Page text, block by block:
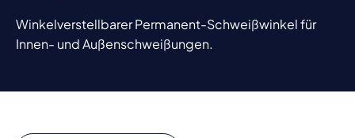
Winkelverstellbarer Permanent-Schweißwinkel für
Innen- und Außenschweißungen.